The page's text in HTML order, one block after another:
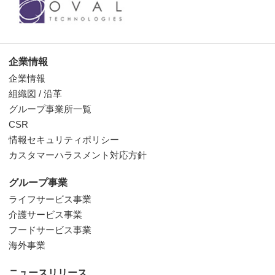
企業情報
企業情報
組織図 / 沿革
グループ事業所一覧
CSR
情報セキュリティポリシー
カスタマーハラスメント対応方針
グループ事業
ライフサービス事業
介護サービス事業
フードサービス事業
海外事業
ニュースリリース